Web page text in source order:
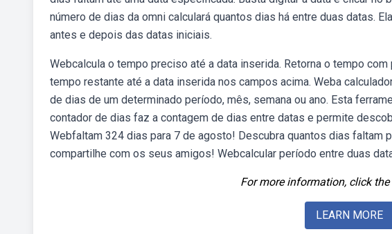
número de dias da omni calculará quantos dias há entre duas datas.
antes e depois das datas iniciais.
Webcalcula o tempo preciso até a data inserida. Retorna o tempo
tempo restante até a data inserida nos campos acima. Weba
de dias de um determinado período, mês, semana ou ano. Esta
contador de dias faz a contagem de dias entre datas e permite
Webfaltam 324 dias para 7 de agosto! Descubra quantos dias faltam
compartilhe com os seus amigos! Webcalcular período entre duas
For more information, click
LEARN MORE